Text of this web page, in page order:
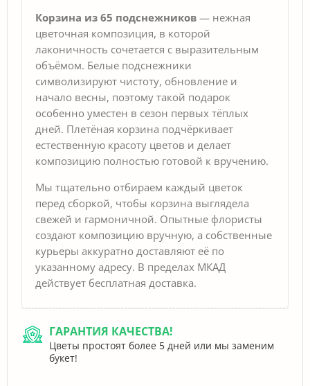
Корзина из 65 подснежников — нежная
цветочная композиция, в которой
лаконичность сочетается с выразительным
объёмом. Белые подснежники
символизируют чистоту, обновление и
начало весны, поэтому такой подарок
особенно уместен в сезон первых тёплых
дней. Плетёная корзина подчёркивает
естественную красоту цветов и делает
композицию полностью готовой к вручению.
Мы тщательно отбираем каждый цветок
перед сборкой, чтобы корзина выглядела
свежей и гармоничной. Опытные флористы
создают композицию вручную, а собственные
курьеры аккуратно доставляют её по
указанному адресу. В пределах МКАД
действует бесплатная доставка.
ГАРАНТИЯ КАЧЕСТВА!
Цветы простоят более 5 дней или мы заменим
букет!